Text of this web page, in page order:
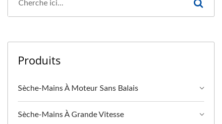
Produits
Sèche-Mains À Moteur Sans Balais
Sèche-Mains À Grande Vitesse